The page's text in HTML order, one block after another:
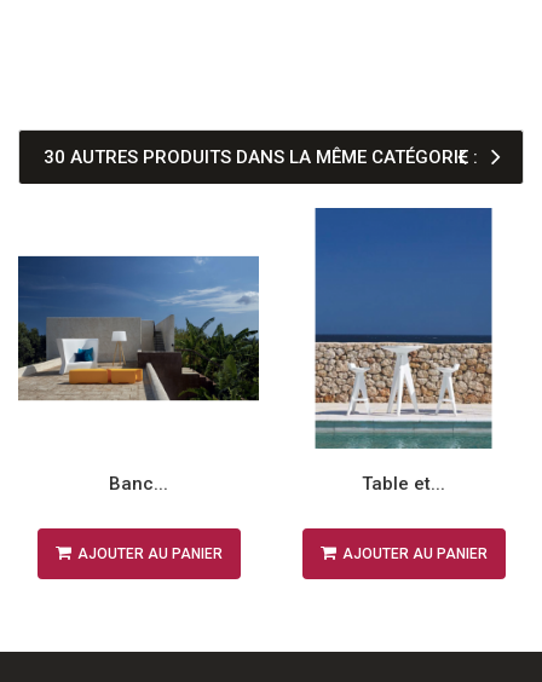
30 AUTRES PRODUITS DANS LA MÊME CATÉGORIE :
Banc...
AJOUTER AU PANIER
Table et...
AJOUTER AU PANIER